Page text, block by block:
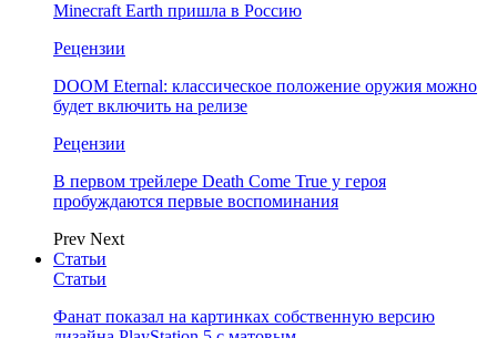
Minecraft Earth пришла в Россию
Рецензии
DOOM Eternal: классическое положение оружия можно
будет включить на релизе
Рецензии
В первом трейлере Death Come True у героя
пробуждаются первые воспоминания
Prev Next
Статьи
Статьи
Фанат показал на картинках собственную версию